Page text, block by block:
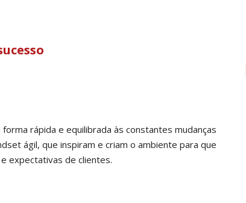
rápida e equilibrada às constantes mudanças
ágil, que inspiram e criam o ambiente para que
expectativas de clientes.